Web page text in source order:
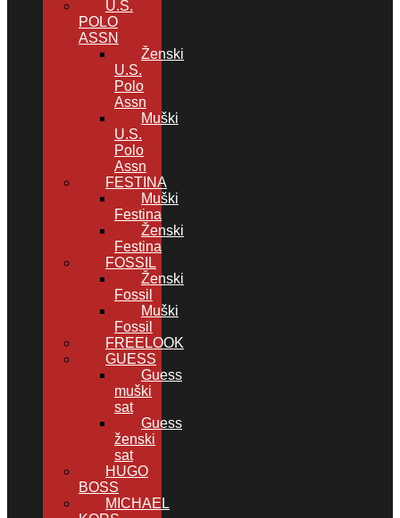
U.S.
POLO
ASSN
Ženski
U.S.
Polo
Assn
Muški
U.S.
Polo
Assn
FESTINA
Muški
Festina
Ženski
Festina
FOSSIL
Ženski
Fossil
Muški
Fossil
FREELOOK
GUESS
Guess
muški
sat
Guess
ženski
sat
HUGO
BOSS
MICHAEL